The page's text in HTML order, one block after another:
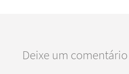
Deixe um comentário